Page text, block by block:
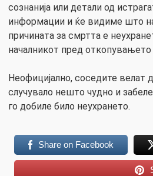
сознанија или детали од
информации и ќе видиме што
причината за смртта е
началникот пред
Неофицијално, соседите велат
случувало нешто чудно и
го добиле било неухрането.
Share on Facebook